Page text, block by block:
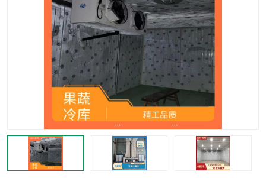
价
南充冻库设计,南充冻库安 遂宁冻库
资阳冻库，资阳冻库安装 泸州冻库，泸州冷库
乐山冻库,乐山保鲜冷库 自贡冻库组装
雅安冷库,雅安冻库 攀枝花冻库
烘干冷链 冻库安装，小型冻库造价
内江冷库，内江冻库 宜宾冷库，宜宾冻库设备